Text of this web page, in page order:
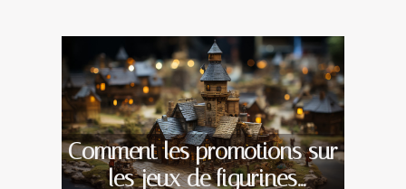
Comment les promotions sur
les jeux de figurines